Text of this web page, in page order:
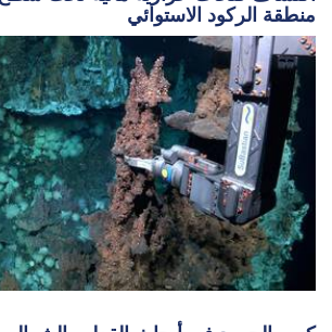
كسر الجمود في أبحاث القطب الشمالي